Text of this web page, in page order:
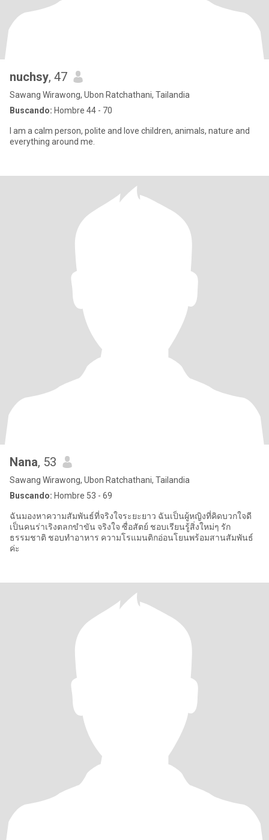
nuchsy, 47
Sawang Wirawong, Ubon Ratchathani, Tailandia
Buscando: Hombre 44 - 70
I am a calm person, polite and love children, animals, nature and
everything around me.
Nana, 53
Sawang Wirawong, Ubon Ratchathani, Tailandia
Buscando: Hombre 53 - 69
ฉันมองหาความสัมพันธ์ที่จริงใจระยะยาว ฉันเป็นผู้หญิงที่คิดบวกใจดี
เป็นคนร่าเริงตลกขำขัน จริงใจ ซื่อสัตย์ ชอบเรียนรู้สิ่งใหม่ๆ รัก
ธรรมชาติ ชอบทำอาหาร ความโรแมนติกอ่อนโยนพร้อมสานสัมพันธ์
ค่ะ